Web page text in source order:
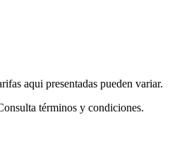
aqui presentadas pueden variar.
términos y condiciones.